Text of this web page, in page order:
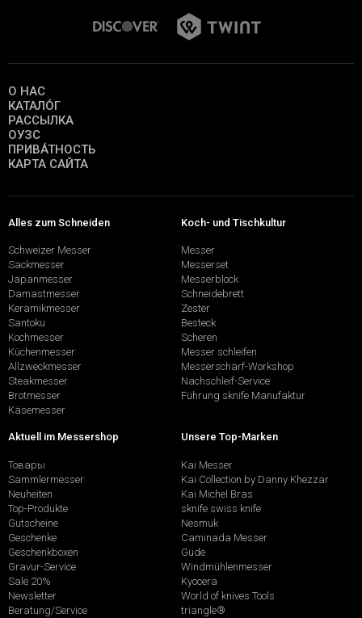
О НАС
КАТАЛО́Г
РАССЫЛКА
ОУЗС
ПРИВА́ТНОСТЬ
КАРТА САЙТА
Alles zum Schneiden
Schweizer Messer
Sackmesser
Japanmesser
Damastmesser
Keramikmesser
Santoku
Kochmesser
Küchenmesser
Allzweckmesser
Steakmesser
Brotmesser
Käsemesser
Koch- und Tischkultur
Messer
Messerset
Messerblock
Schneidebrett
Zester
Besteck
Scheren
Messer schleifen
Messerschärf-Workshop
Nachschleif-Service
Führung sknife Manufaktur
Aktuell im Messershop
Товары
Sammlermesser
Neuheiten
Top-Produkte
Gutscheine
Geschenke
Geschenkboxen
Gravur-Service
Sale 20%
Newsletter
Beratung/Service
Unsere Top-Marken
Kai Messer
Kai Collection by Danny Khezzar
Kai Michel Bras
sknife swiss knife
Nesmuk
Caminada Messer
Güde
Windmühlenmesser
Kyocera
World of knives Tools
triangle®